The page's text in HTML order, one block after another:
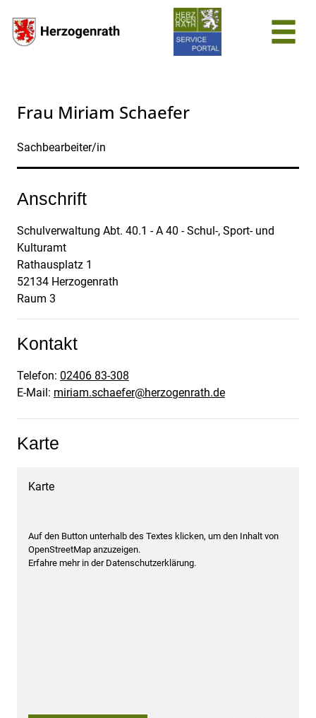
Frau Miriam Schaefer
Sachbearbeiter/in
Anschrift
Schulverwaltung Abt. 40.1 - A 40 - Schul-, Sport- und
Kulturamt
Rathausplatz 1
52134 Herzogenrath
Raum 3
Kontakt
Telefon: 02406 83-308
E-Mail: miriam.schaefer@herzogenrath.de
Karte
Karte
Auf den Button unterhalb des Textes klicken, um den Inhalt von
OpenStreetMap anzuzeigen.
Erfahre mehr in der Datenschutzerklärung.